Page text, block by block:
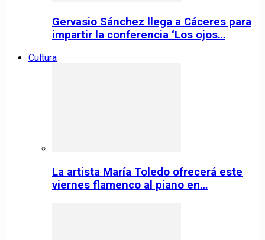
Gervasio Sánchez llega a Cáceres para
impartir la conferencia ‘Los ojos…
Cultura
La artista María Toledo ofrecerá este
viernes flamenco al piano en…